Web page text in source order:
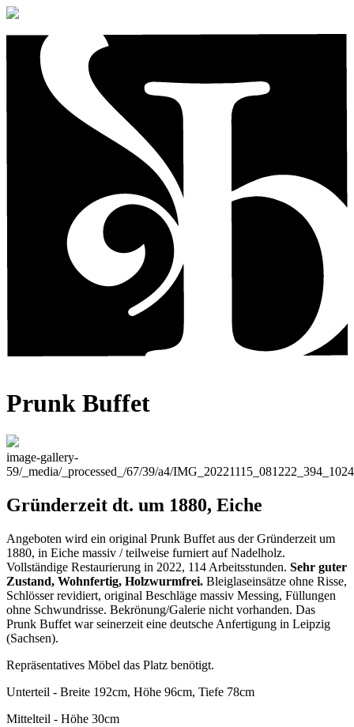
Prunk Buffet
image-gallery-
59/_media/_processed_/67/39/a4/
Gründerzeit dt. um 1880, Eiche
Angeboten wird ein original Prunk Buffet aus der Gründerzeit um
1880, in Eiche massiv / teilweise furniert auf Nadelholz.
Vollständige Restaurierung in 2022, 114 Arbeitsstunden. Sehr guter
Zustand, Wohnfertig, Holzwurmfrei. Bleiglaseinsätze ohne Risse,
Schlösser revidiert, original Beschläge massiv Messing, Füllungen
ohne Schwundrisse. Bekrönung/Galerie nicht vorhanden. Das
Prunk Buffet war seinerzeit eine deutsche Anfertigung in Leipzig
(Sachsen).
Repräsentatives Möbel das Platz benötigt.
Unterteil - Breite 192cm, Höhe 96cm, Tiefe 78cm
Mittelteil - Höhe 30cm